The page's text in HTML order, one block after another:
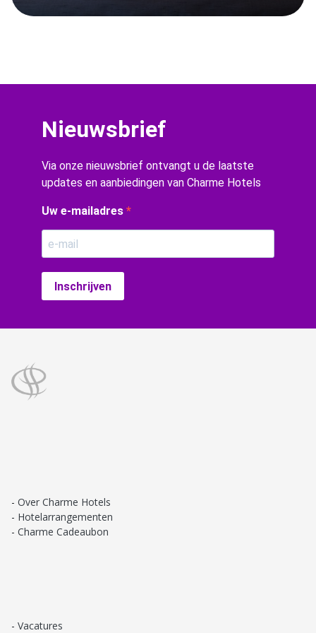
Nieuwsbrief
Via onze nieuwsbrief ontvangt u de laatste
updates en aanbiedingen van Charme Hotels
Uw e-mailadres
Inschrijven
Over Charme Hotels
Hotelarrangementen
Charme Cadeaubon
Vacatures